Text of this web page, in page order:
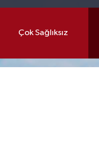
Çok Sağlıksız